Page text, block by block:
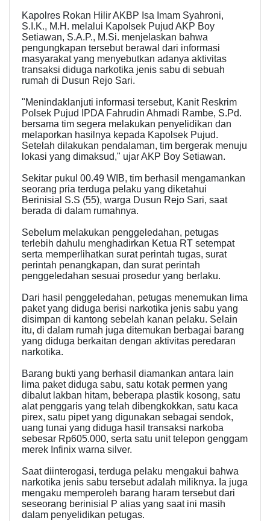
Kapolres Rokan Hilir AKBP Isa Imam Syahroni,
S.I.K., M.H. melalui Kapolsek Pujud AKP Boy
Setiawan, S.A.P., M.Si. menjelaskan bahwa
pengungkapan tersebut berawal dari informasi
masyarakat yang menyebutkan adanya aktivitas
transaksi diduga narkotika jenis sabu di sebuah
rumah di Dusun Rejo Sari.
"Menindaklanjuti informasi tersebut, Kanit Reskrim
Polsek Pujud IPDA Fahrudin Ahmadi Rambe, S.Pd.
bersama tim segera melakukan penyelidikan dan
melaporkan hasilnya kepada Kapolsek Pujud.
Setelah dilakukan pendalaman, tim bergerak menuju
lokasi yang dimaksud," ujar AKP Boy Setiawan.
Sekitar pukul 00.49 WIB, tim berhasil mengamankan
seorang pria terduga pelaku yang diketahui
Berinisial S.S (55), warga Dusun Rejo Sari, saat
berada di dalam rumahnya.
Sebelum melakukan penggeledahan, petugas
terlebih dahulu menghadirkan Ketua RT setempat
serta memperlihatkan surat perintah tugas, surat
perintah penangkapan, dan surat perintah
penggeledahan sesuai prosedur yang berlaku.
Dari hasil penggeledahan, petugas menemukan lima
paket yang diduga berisi narkotika jenis sabu yang
disimpan di kantong sebelah kanan pelaku. Selain
itu, di dalam rumah juga ditemukan berbagai barang
yang diduga berkaitan dengan aktivitas peredaran
narkotika.
Barang bukti yang berhasil diamankan antara lain
lima paket diduga sabu, satu kotak permen yang
dibalut lakban hitam, beberapa plastik kosong, satu
alat penggaris yang telah dibengkokkan, satu kaca
pirex, satu pipet yang digunakan sebagai sendok,
uang tunai yang diduga hasil transaksi narkoba
sebesar Rp605.000, serta satu unit telepon genggam
merek Infinix warna silver.
Saat diinterogasi, terduga pelaku mengakui bahwa
narkotika jenis sabu tersebut adalah miliknya. Ia juga
mengaku memperoleh barang haram tersebut dari
seseorang berinisial P alias yang saat ini masih
dalam penyelidikan petugas.